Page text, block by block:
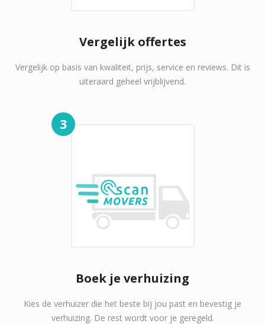
Vergelijk offertes
Vergelijk op basis van kwaliteit, prijs, service en reviews. Dit is
uiteraard geheel vrijblijvend.
3
Boek je verhuizing
Kies de verhuizer die het beste bij jou past en bevestig je
verhuizing. De rest wordt voor je geregeld.